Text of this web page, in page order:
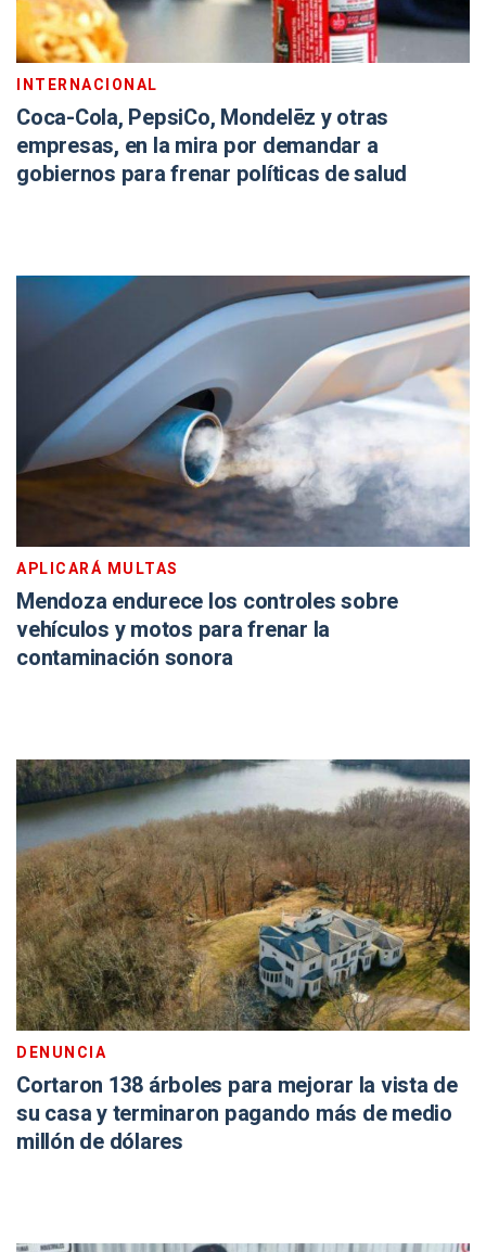
INTERNACIONAL
Coca-Cola, PepsiCo, Mondelēz y otras
empresas, en la mira por demandar a
gobiernos para frenar políticas de salud
APLICARÁ MULTAS
Mendoza endurece los controles sobre
vehículos y motos para frenar la
contaminación sonora
DENUNCIA
Cortaron 138 árboles para mejorar la vista de
su casa y terminaron pagando más de medio
millón de dólares